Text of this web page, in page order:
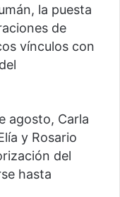
la puesta
de
vínculos con
agosto, Carla
y Rosario
del
hasta